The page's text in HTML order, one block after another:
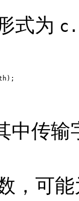
式为
中传输
，可